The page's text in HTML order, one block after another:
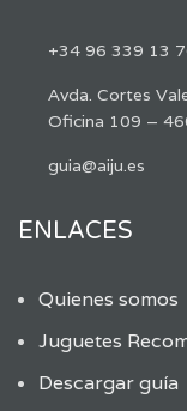
+34 96 339 13
Avda. Cortes
Oficina 109 –
guia@aiju.es
ENLACES
Quienes somos
Juguetes
Descargar guía